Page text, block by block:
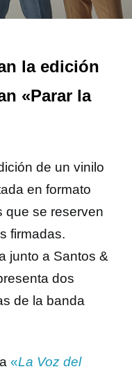
la edición
«Parar la
de un vinilo
en formato
que se reserven
firmadas.
junto a Santos &
dos
de la banda
«La Voz del